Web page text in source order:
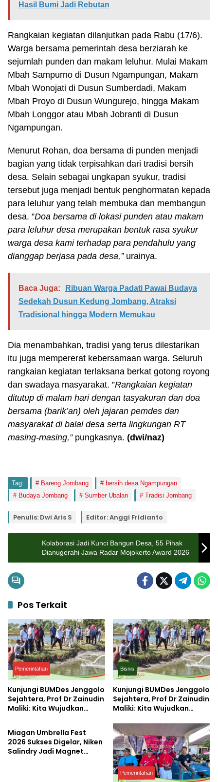
Hasil Bumi Jadi Rebutan
Rangkaian kegiatan dilanjutkan pada Rabu (17/6).
Warga bersama pemerintah desa berziarah ke
sejumlah punden dan makam leluhur. Mulai Makam
Mbah Sampurno di Dusun Ngampungan, Makam
Mbah Wonojati di Dusun Sumberdadi, Makam
Mbah Proyo di Dusun Wungurejo, hingga Makam
Mbah Longgor atau Mbah Jobranti di Dusun
Ngampungan.
Menurut Rohan, doa bersama di punden menjadi
bagian yang tidak terpisahkan dari tradisi bersih
desa. Selain sebagai ungkapan syukur, tradisi
tersebut juga menjadi bentuk penghormatan kepada
para leluhur yang telah membuka dan membangun
desa. ”Doa bersama di lokasi punden atau makam
para leluhur desa merupakan bentuk rasa syukur
warga desa kami terhadap para pendahulu yang
dianggap berjasa pada desa,” urainya.
Baca Juga:
Ribuan Warga Padati Pawai Budaya
Sedekah Dusun Kedung Jombang, Atraksi
Tradisional hingga Modern Memukau
Dia menambahkan, tradisi yang terus dilestarikan
itu juga mempererat kebersamaan warga. Seluruh
rangkaian kegiatan terlaksana berkat gotong royong
dan swadaya masyarakat. ”Rangkaian kegiatan
ditutup di malam hari dengan tasyakuran dan doa
bersama (barik’an) oleh jajaran pemdes dan
masyarakat di balai desa serta lingkungan RT
masing-masing,” pungkasnya. (dwi/naz)
Tag: Bareng Jombang
bersih desa Ngampungan
Budaya Jombang
Sumber Ubalan Tradisi Jombang
Penulis: Dwi Aris S Editor: Anggi Fridianto
Kolaborasi Jadi Kunci Bangun Desa, 55 Pihak
Dianugerahi Jawa Radar Mojokerto Award 2026
Pos Terkait
Pemerintahan
Kunjungi BUMDes Jenggolo
Sejahtera, Prof Dr Zainudin
Maliki: Kita Wujudkan
Bisnis
Kunjungi BUMDes Jenggolo
Sejahtera, Prof Dr Zainudin
Maliki: Kita Wujudkan
dengan Potensi Desa
Pemerintahan
Miagan Umbrella Fest
2026 Sukses Digelar, Niken
Salindry Jadi Magnet
Pemerintahan